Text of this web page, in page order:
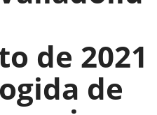
de 2021
de